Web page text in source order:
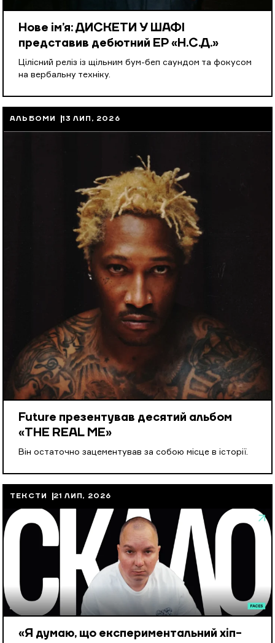
Нове ім’я: ДИСКЕТИ У ШАФІ
представив дебютний EP «Н.С.Д.»
Цілісний реліз із щільним бум-беп саундом та фокусом
на вербальну техніку.
АЛЬБОМИ 13 ЛИП, 2026
Future презентував десятий альбом
«THE REAL ME»
Він остаточно зацементував за собою місце в історії.
ТЕКСТИ 21 ЛИП, 2026
«Я думаю, що експериментальний хіп-